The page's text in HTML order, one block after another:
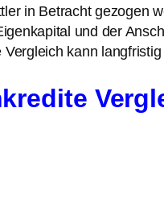
in Betracht
und der
kann